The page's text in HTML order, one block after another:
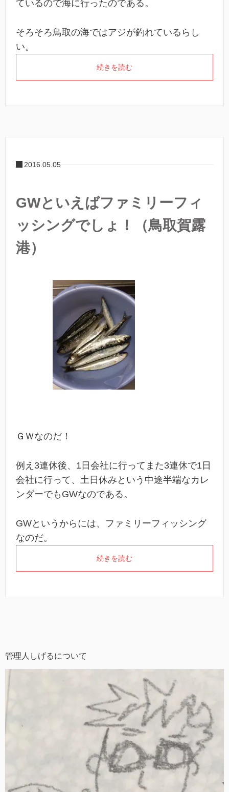
ているので海に行ったのである。
そろそろ鳥取の海ではアジが釣れているらし
い。
続きを読む
2016.05.05
GWといえばファミリーフィ
ッシングでしょ！（鳥取賀露
港）
ＧＷなのだ！
例え3連休後、1日会社に行ってまた3連休で1日
会社に行って、土日休みという中途半端なカレ
ンダーでもGWなのである。
GWというからには、ファミリーフィッシング
なのだ。
続きを読む
管理人しげるについて